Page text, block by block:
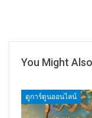
You Might
ดูการ์ตูนออนไลน์